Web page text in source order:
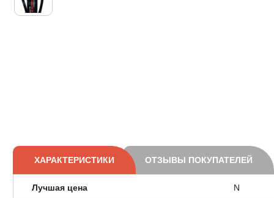
ХАРАКТЕРИСТИКИ ОТЗЫВЫ ПОКУПАТЕЛЕЙ
Лучшая цена N